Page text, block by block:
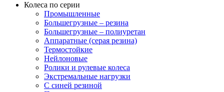
Колеса по серии
Промышленные
Большегрузные – резина
Большегрузные – полиуретан
Аппаратные (серая резина)
Термостойкие
Нейлоновые
Ролики и рулевые колеса
Экстремальные нагрузки
С синей резиной